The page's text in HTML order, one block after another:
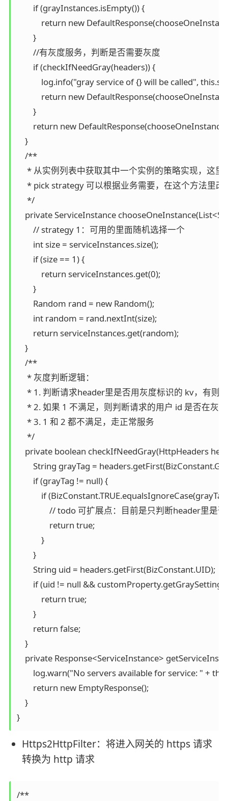
        if (grayInstances.isEmpty()) {
return new
        }
        //有灰度服务，判断是否需要灰度
        if (checkIfNeedGray(headers)) {
log.info("gray service of {} will be called",
return new
        }
return new
    }
    /**
* 从实例列表中获取其中一个实例的策略实现，这
* pick strategy 可以根据业务需要，在这个方法里改
     */
private ServiceInstance
        // strategy 1：可用的里面随机选择一个
        int size = serviceInstances.size();
        if (size == 1) {
            return serviceInstances.get(0);
        }
        Random rand = new Random();
        int random = rand.nextInt(size);
        return serviceInstances.get(random);
    }
    /**
     * 灰度判断逻辑：
* 1. 判断请求header里是否用灰度标识的 kv，有则
* 2. 如果 1 不满足，则判断请求的用户 id 是否在
     * 3. 1 和 2 都不满足，走正常服务
     */
private boolean checkIfNeedGray(HttpHeaders
String grayTag =
        if (grayTag != null) {
if
// todo 可扩展点：目前是只判断
                return true;
            }
        }
        String uid = headers.getFirst(BizConstant.UID);
if (uid != null &&
            return true;
        }
        return false;
    }
private Response<ServiceInstance>
log.warn("No servers available for service: " +
        return new EmptyResponse();
    }
}
Https2HttpFilter：将进入网关的 https 请求
转换为 http 请求
/**